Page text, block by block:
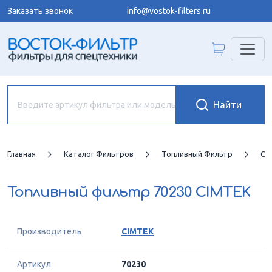
Заказать звонок info@vostok-filters.ru
Главная Каталог Фильтров Топливный Фильтр
Топливный фильтр 70230 CIMTEK
Производитель CIMTEK
Артикул 70230